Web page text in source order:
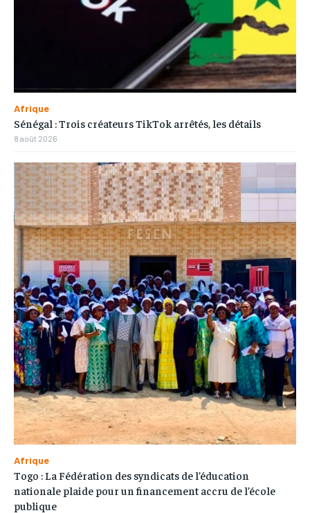
Afrique
Sénégal : Trois créateurs TikTok arrêtés, les détails
8 août 2026
Afrique
Togo : La Fédération des syndicats de l’éducation
nationale plaide pour un financement accru de l’école
publique